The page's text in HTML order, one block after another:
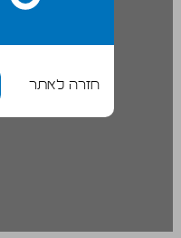
חזרה לאתר